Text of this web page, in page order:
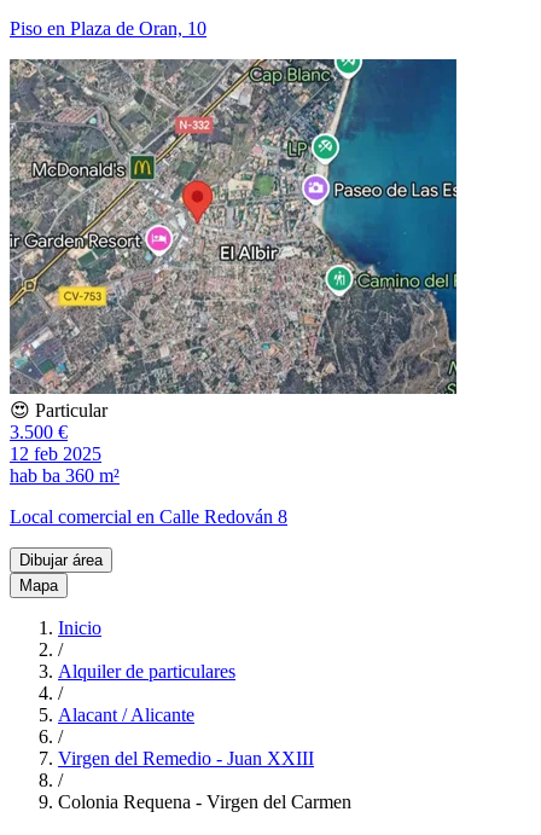
Piso en Plaza de Oran, 10
😍 Particular
3.500 €
12 feb 2025
hab ba 360 m²
Local comercial en Calle Redován 8
Dibujar área
Mapa
Inicio
/
Alquiler de particulares
/
Alacant / Alicante
/
Virgen del Remedio - Juan XXIII
/
Colonia Requena - Virgen del Carmen